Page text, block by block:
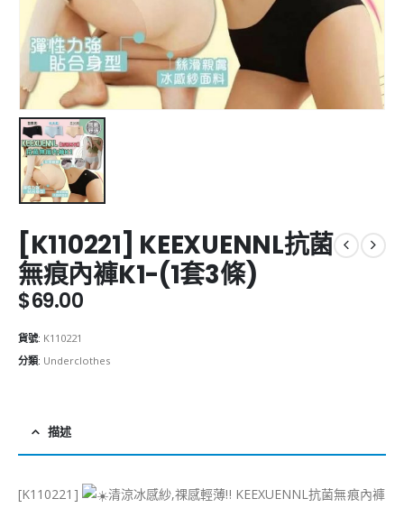
[K110221] KEEXUENNL抗菌
無痕內褲K1-(1套3條)
$69.00
貨號: K110221
分類: Underclothes
描述
[K110221]
清涼冰感紗,祼感輕薄!! KEEXUENNL抗菌無痕內褲